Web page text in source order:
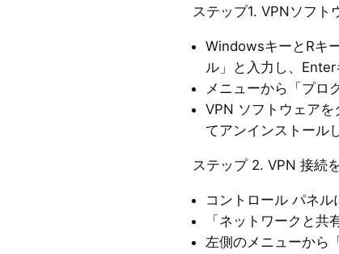
ステップ1. VPNソフト
WindowsキーとRキ
ル」と入力し、Enter
メニューから「プロ
VPN ソフトウェア
てアンインストール
ステップ 2. VPN 接続
コントロール パネル
「ネットワークと共
左側のメニューから